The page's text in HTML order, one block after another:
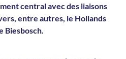
central avec des liaisons
entre autres, le Hollands
Biesbosch.